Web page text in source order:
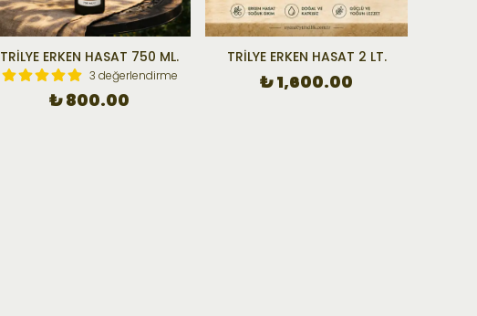
TRİLYE ERKEN HASAT 750 ML.
3 değerlendirme
₺ 800.00
TRİLYE ERKEN HASAT 2 LT.
₺ 1,600.00